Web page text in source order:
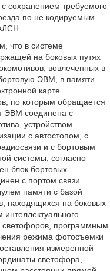
сохранением требуемого
по не кодируемым
что в системе
на боковых путях
вовлеченных в
ЭВМ, в памяти
карте
по которым обращается
ЭВМ соединена с
устройством
с автостопом, с
и с бортовым
системы, согласно
блок бортовых
с портом связи
памяти с базой
находящихся на боковых
светофоров, программным
режима фотосъемки
измеренной
светофора,